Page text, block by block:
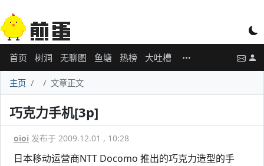
首页 树洞 无聊图 鱼塘 热榜 大吐槽
主页 文章正文
巧克力手机[3p]
oioi 发布于 2009.12.01 , 10:28
日本移动运营商NTT Docomo 推出的巧克力造型的手